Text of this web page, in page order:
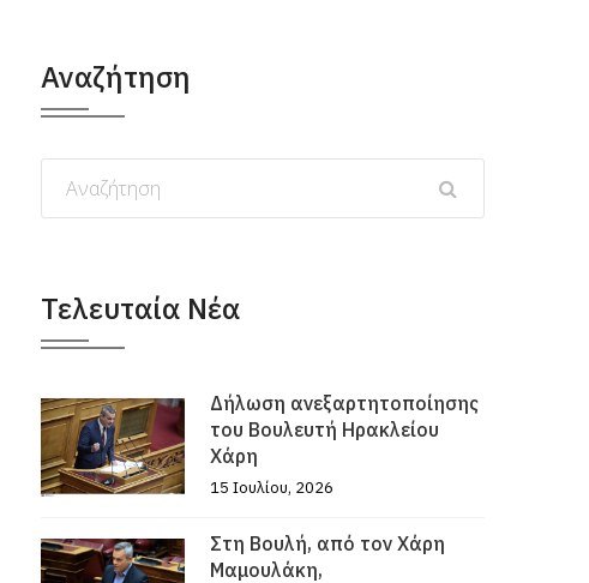
Αναζήτηση
Τελευταία Νέα
Δήλωση ανεξαρτητοποίησης
του Βουλευτή Ηρακλείου
Χάρη
15 Ιουλίου, 2026
Στη Βουλή, από τον Χάρη
Μαμουλάκη,